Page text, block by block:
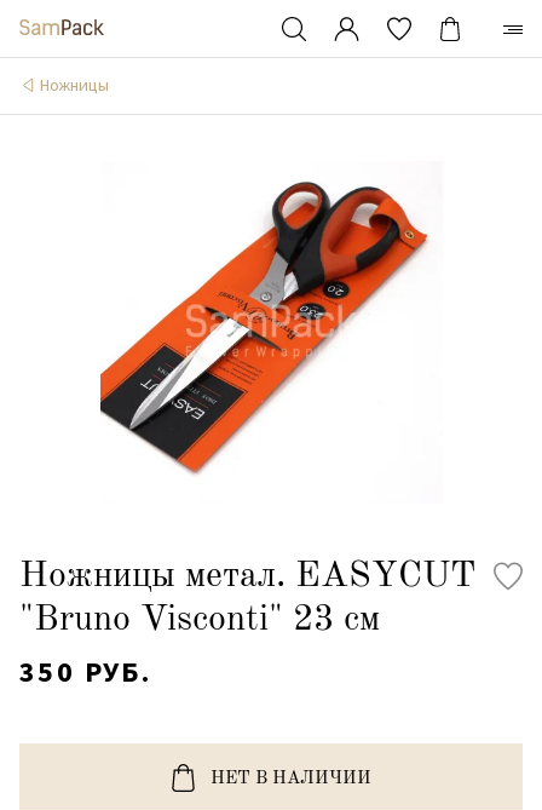
Ножницы
Ножницы метал. EASYCUT
"Bruno Visconti" 23 см
350 РУБ.
НЕТ В НАЛИЧИИ